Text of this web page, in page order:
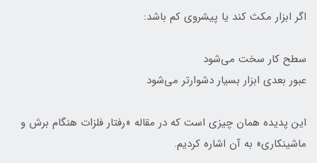
اگر ابزار مکث کند یا پیشروی کم باشد:
سطح کار سخت می‌شود
عبور بعدی ابزار بسیار دشوارتر می‌شود
این پدیده همان چیزی است که در مقاله «رفتار فلزات هنگام برش و
ماشینکاری» به آن اشاره کردیم.